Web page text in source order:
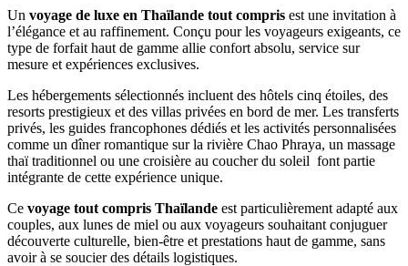
Un voyage de luxe en Thaïlande tout compris est une invitation à
l’élégance et au raffinement. Conçu pour les voyageurs exigeants, ce
type de forfait haut de gamme allie confort absolu, service sur
mesure et expériences exclusives.
Les hébergements sélectionnés incluent des hôtels cinq étoiles, des
resorts prestigieux et des villas privées en bord de mer. Les transferts
privés, les guides francophones dédiés et les activités personnalisées
comme un dîner romantique sur la rivière Chao Phraya, un massage
thaï traditionnel ou une croisière au coucher du soleil font partie
intégrante de cette expérience unique.
Ce voyage tout compris Thaïlande est particulièrement adapté aux
couples, aux lunes de miel ou aux voyageurs souhaitant conjuguer
découverte culturelle, bien-être et prestations haut de gamme, sans
avoir à se soucier des détails logistiques.